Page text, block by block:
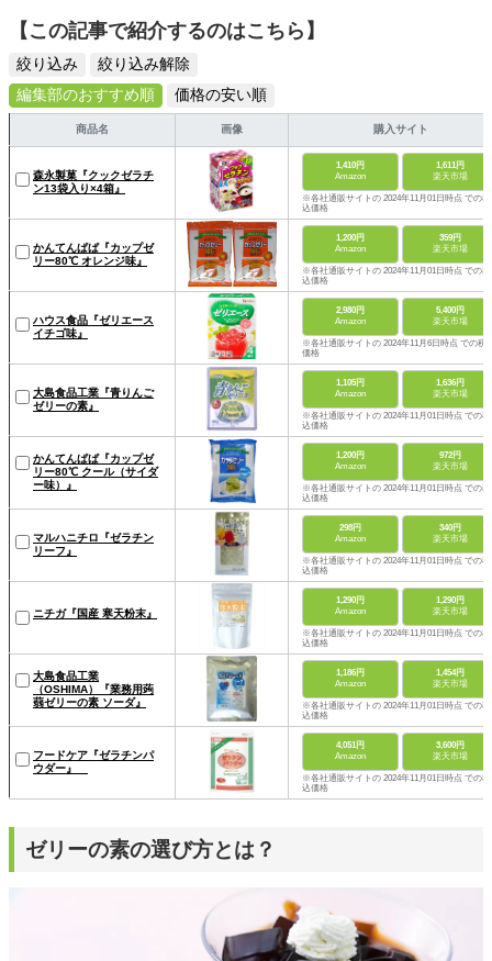
【この記事で紹介するのはこちら】
絞り込み
絞り込み解除
編集部のおすすめ順
価格の安い順
商品名 画像 購入サイト
森永製菓『クックゼラチ
ン13袋入り×4箱』
1,410円
Amazon
1,611円
楽天市場
※各社通販サイトの 2024年11月01日時点 での税
込価格
かんてんぱぱ『カップゼ
リー80℃ オレンジ味』
1,200円
Amazon
359円
楽天市場
※各社通販サイトの 2024年11月01日時点 での税
込価格
ハウス食品『ゼリエース
イチゴ味』
2,980円
Amazon
5,400円
楽天市場
※各社通販サイトの 2024年11月6日時点 での税
価格
大島食品工業『青りんご
ゼリーの素』
1,105円
Amazon
1,636円
楽天市場
※各社通販サイトの 2024年11月01日時点 での税
込価格
かんてんぱぱ『カップゼ
リー80℃ クール（サイダ
ー味）』
1,200円
Amazon
972円
楽天市場
※各社通販サイトの 2024年11月01日時点 での税
込価格
マルハニチロ『ゼラチン
リーフ』
298円
Amazon
340円
楽天市場
※各社通販サイトの 2024年11月01日時点 での税
込価格
ニチガ『国産 寒天粉末』
1,290円
Amazon
1,290円
楽天市場
※各社通販サイトの 2024年11月01日時点 での税
込価格
大島食品工業
（OSHIMA）『業務用蒟
蒻ゼリーの素 ソーダ』
1,186円
Amazon
1,454円
楽天市場
※各社通販サイトの 2024年11月01日時点 での税
込価格
フードケア『ゼラチンパ
ウダー』
4,051円
Amazon
3,600円
楽天市場
※各社通販サイトの 2024年11月01日時点 での税
込価格
ゼリーの素の選び方とは？